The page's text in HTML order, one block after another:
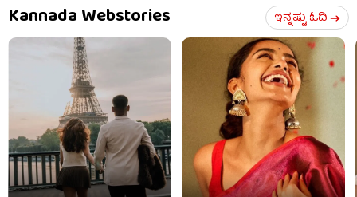
Kannada Webstories ಇನ್ನಷ್ಟು ಓದಿ